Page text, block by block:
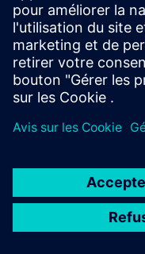
HPCWorks Allocator
HPCWorks Breeze
HPCWorks Control
HPCWorks Flowtracer